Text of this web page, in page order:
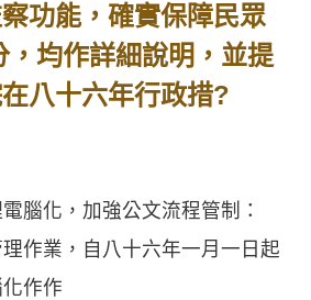
功能，確實保障民眾
，均作詳細說明，並提
八十六年行政措?
化，加強公文流程管制：
作業，自八十六年一月一日起
作作